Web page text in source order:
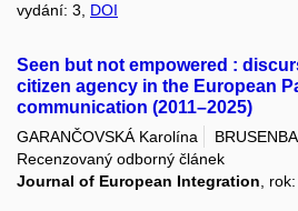
vydání: 3, DOI
Seen but not empowered :
citizen agency in the European
communication (2011–2025)
GARANČOVSKÁ Karolína
Recenzovaný odborný článek
Journal of European Integration ,